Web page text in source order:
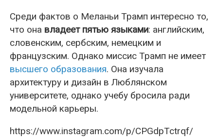
Среди фактов о Меланьи Трамп интересно то,
что она владеет пятью языками: английским,
словенским, сербским, немецким и
французским. Однако миссис Трамп не имеет
высшего образования. Она изучала
архитектуру и дизайн в Люблянском
университете, однако учебу бросила ради
модельной карьеры.
https://www.instagram.com/p/CPGdpTctrqf/